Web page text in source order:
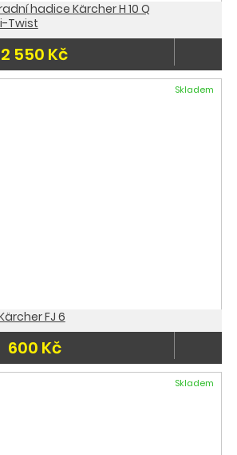
hadice Kärcher H 10 Q
Twist
2 550 Kč
Skladem
FJ 6
600 Kč
Skladem